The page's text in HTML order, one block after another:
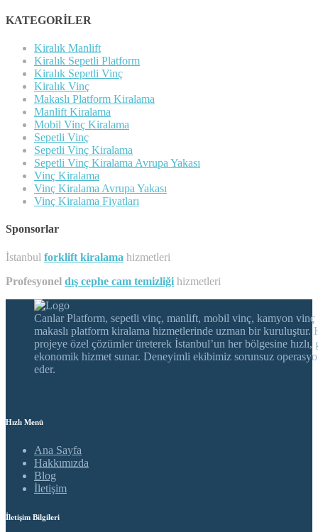
KATEGORİLER
Kiralık Manlift
Kiralık Sepetli Platform
Kiralık Sepetli Vinç
Kiralık Vinç
Makaslı Platform Kiralama
Manlift Kiralama
Mobil Vinç Kiralama
Sepetli Vinç
Sepetli Vinç Kiralama
Sepetli Vinç Kiralama Avrupa Yakası
Vinç Kiralama
Vinç Kiralama Avrupa Yakası
Vinç Kiralama Fiyatları
Sponsorlar
İstanbul forklift kiralama hizmetleri
Profesyonel dış cephe cam temizliği hizmetleri
Canlar Platform, sepetli vinç, manlift, mobil vinç, kamyon vinç
makaslı platform kiralama hizmetlerinde uzman bir kuruluştur.
projeye özel çözümler üreterek İstanbul’un her bölgesine hızlı,
ekonomik hizmet sunar. Deneyimli ekibimiz sorunsuz
eder.
Hızlı Menü
Ana Sayfa
Hakkımızda
Blog
İletişim
İletişim Bilgileri